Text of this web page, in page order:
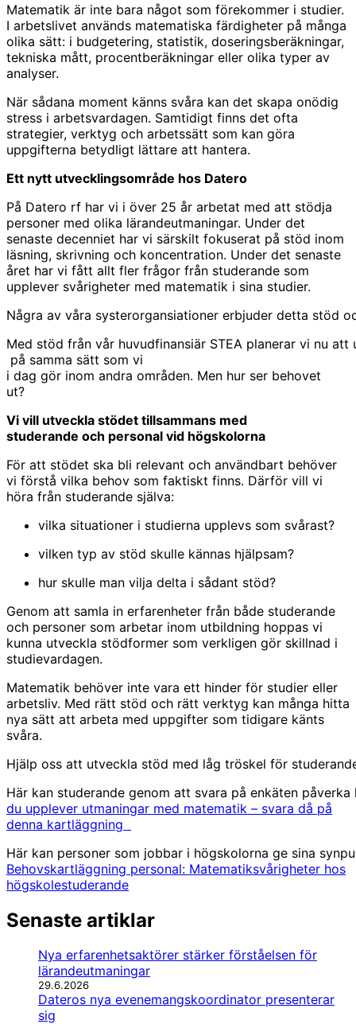
Matematik är inte bara något som förekommer i studier.
I arbetslivet används matematiska färdigheter på många
olika sätt: i budgetering, statistik, doseringsberäkningar,
tekniska mått, procentberäkningar eller olika typer av
analyser.
När sådana moment känns svåra kan det skapa onödig
stress i arbetsvardagen. Samtidigt finns det ofta
strategier, verktyg och arbetssätt som kan göra
uppgifterna betydligt lättare att hantera.
Ett nytt utvecklingsområde hos Datero
På Datero rf har vi i över 25 år arbetat med att stödja
personer med olika lärandeutmaningar. Under det
senaste decenniet har vi särskilt fokuserat på stöd inom
läsning, skrivning och koncentration. Under det senaste
året har vi fått allt fler frågor från studerande som
upplever svårigheter med matematik i sina studier.
Några av våra systerorgansiationer erbjuder detta stöd
Med stöd från vår huvudfinansiär STEA planerar vi nu
på samma sätt som vi
i dag gör inom andra områden. Men hur ser behovet
ut?
Vi vill utveckla stödet tillsammans med
studerande och personal vid högskolorna
För att stödet ska bli relevant och användbart behöver
vi förstå vilka behov som faktiskt finns. Därför vill vi
höra från studerande själva:
vilka situationer i studierna upplevs som svårast?
vilken typ av stöd skulle kännas hjälpsam?
hur skulle man vilja delta i sådant stöd?
Genom att samla in erfarenheter från både studerande
och personer som arbetar inom utbildning hoppas vi
kunna utveckla stödformer som verkligen gör skillnad i
studievardagen.
Matematik behöver inte vara ett hinder för studier eller
arbetsliv. Med rätt stöd och rätt verktyg kan många hitta
nya sätt att arbeta med uppgifter som tidigare känts
svåra.
Hjälp oss att utveckla stöd med låg tröskel för
Här kan studerande genom att svara på enkäten
du upplever utmaningar med matematik – svara då på
denna kartläggning
Här kan personer som jobbar i högskolorna ge sina
Behovskartläggning personal: Matematiksvårigheter hos
högskolestuderande
Senaste artiklar
Nya erfarenhetsaktörer stärker förståelsen för
lärandeutmaningar
29.6.2026
Dateros nya evenemangskoordinator presenterar
sig